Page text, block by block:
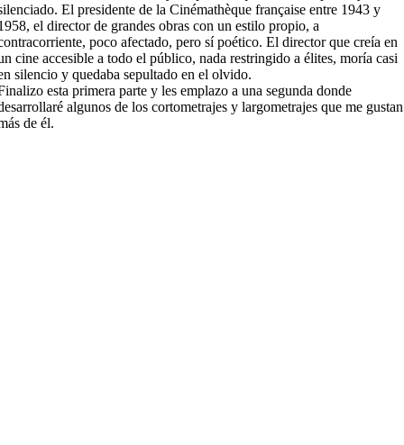
El presidente de la Cinémathèque française entre 1943 y
el director de grandes obras con un estilo propio, a
poco afectado, pero sí poético. El director que creía en
cine accesible a todo el público, nada restringido a élites, moría casi
silencio y quedaba sepultado en el olvido.
esta primera parte y les emplazo a una segunda donde
algunos de los cortometrajes y largometrajes que me gustan
de él.